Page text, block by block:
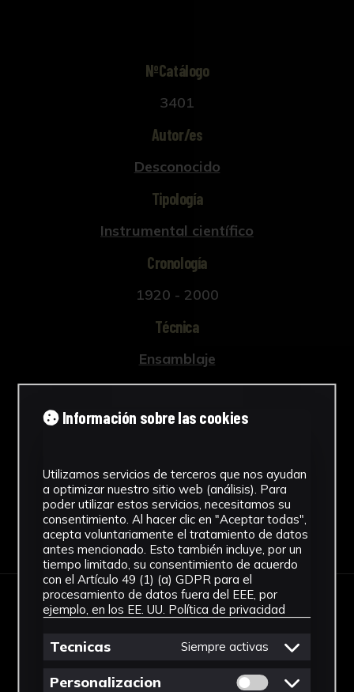
NºCatálogo
3401
Autor/es
Desconocido
Tipología
Instrumental científico
Cronología
1920 - 2000
Técnica
Ensamblaje
Materiales
Madera
Descargar Ficha
IMÁGENES
Información sobre las cookies
Utilizamos servicios de terceros que nos ayudan
a optimizar nuestro sitio web (análisis). Para
poder utilizar estos servicios, necesitamos su
consentimiento. Al hacer clic en "Aceptar todas",
acepta voluntariamente el tratamiento de datos
antes mencionado. Esto también incluye, por un
tiempo limitado, su consentimiento de acuerdo
con el Artículo 49 (1) (a) GDPR para el
procesamiento de datos fuera del EEE, por
ejemplo, en los EE. UU. Política de privacidad
Tecnicas Siempre activas
Personalizacion Permitir cookies